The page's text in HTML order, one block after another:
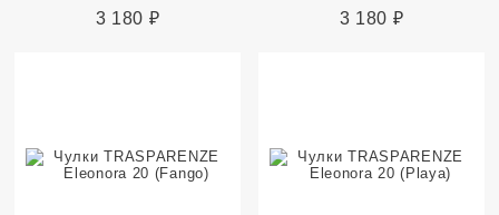
3 180 ₽ 3 180 ₽